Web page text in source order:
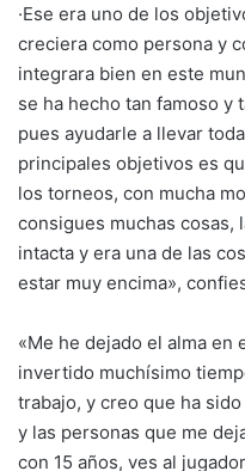
·Ese era uno de los
creciera como persona y
integrara bien en este
se ha hecho tan famoso y
pues ayudarle a llevar
principales objetivos es
los torneos, con mucha
consigues muchas cosas,
intacta y era una de las
estar muy encima»,
«Me he dejado el alma en
invertido muchísimo
trabajo, y creo que ha
y las personas que me
con 15 años, ves al